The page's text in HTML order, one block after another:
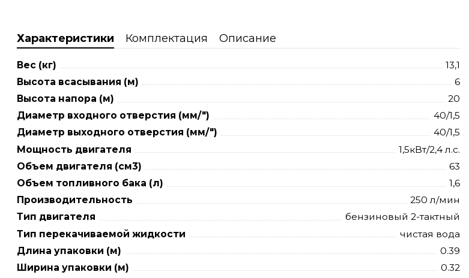
Характеристики Комплектация Описание
Вес (кг)
13,1
Высота всасывания (м)
6
Высота напора (м)
20
Диаметр входного отверстия (мм/")
40/1,5
Диаметр выходного отверстия (мм/")
40/1,5
Мощность двигателя
1,5кВт/2,4 л.с.
Объем двигателя (см3)
63
Объем топливного бака (л)
1,6
Производительность
250 л/мин
Тип двигателя
бензиновый 2-тактный
Тип перекачиваемой жидкости
чистая вода
Длина упаковки (м)
0.39
Ширина упаковки (м)
0.32